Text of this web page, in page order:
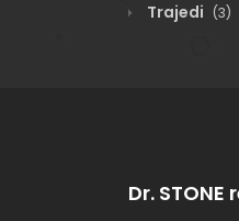
Trajedi (3)
Dr.